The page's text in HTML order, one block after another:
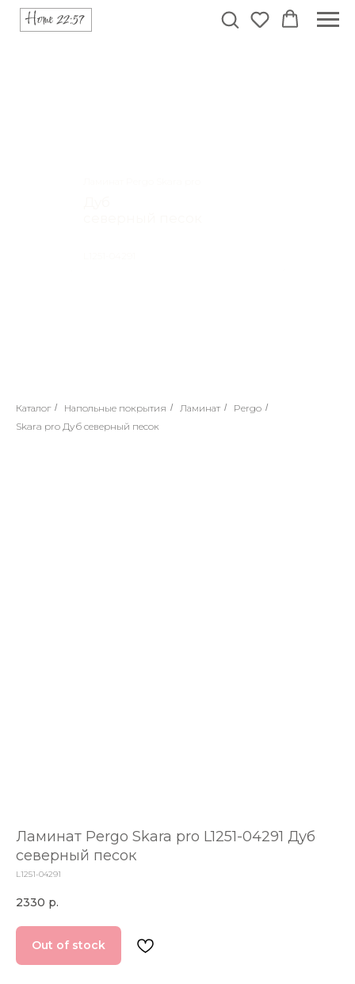
Каталог / Напольные покрытия / Ламинат / Pergo /
Skara pro Дуб северный песок
Ламинат Pergo Skara pro L1251-04291 Дуб
северный песок
L1251-04291
2330 р.
Out of stock